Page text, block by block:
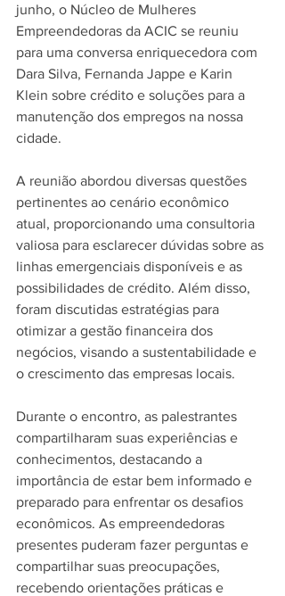
junho, o Núcleo de Mulheres
Empreendedoras da ACIC se reuniu
para uma conversa enriquecedora com
Dara Silva, Fernanda Jappe e Karin
Klein sobre crédito e soluções para a
manutenção dos empregos na nossa
cidade.
A reunião abordou diversas questões
pertinentes ao cenário econômico
atual, proporcionando uma consultoria
valiosa para esclarecer dúvidas sobre as
linhas emergenciais disponíveis e as
possibilidades de crédito. Além disso,
foram discutidas estratégias para
otimizar a gestão financeira dos
negócios, visando a sustentabilidade e
o crescimento das empresas locais.
Durante o encontro, as palestrantes
compartilharam suas experiências e
conhecimentos, destacando a
importância de estar bem informado e
preparado para enfrentar os desafios
econômicos. As empreendedoras
presentes puderam fazer perguntas e
compartilhar suas preocupações,
recebendo orientações práticas e